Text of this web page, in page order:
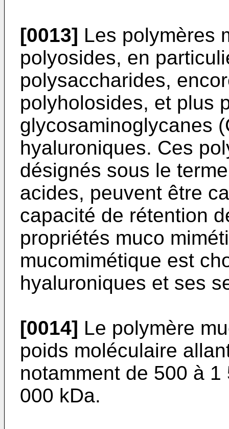
[0013] Les polymères
polyosides, en
polysaccharides,
polyholosides, et plus
glycosaminoglycanes
hyaluroniques. Ces
désignés sous le
acides, peuvent être
capacité de rétention
propriétés muco
mucomimétique est
hyaluroniques et ses
[0014] Le polymère
poids moléculaire
notamment de 500 à
000 kDa.